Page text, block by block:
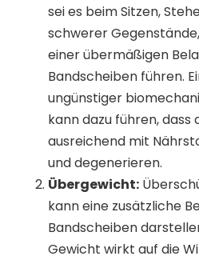
sei es beim Sitzen,
schwerer
einer übermäßigen
Bandscheiben führen.
ungünstiger
kann dazu führen,
ausreichend mit
und degenerieren.
Übergewicht:
kann eine zusätzliche
Bandscheiben
Gewicht wirkt auf die